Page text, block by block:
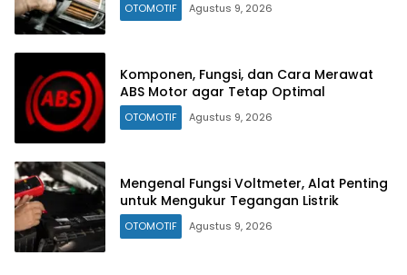
OTOMOTIF Agustus 9, 2026
Komponen, Fungsi, dan Cara Merawat
ABS Motor agar Tetap Optimal
OTOMOTIF Agustus 9, 2026
Mengenal Fungsi Voltmeter, Alat Penting
untuk Mengukur Tegangan Listrik
OTOMOTIF Agustus 9, 2026